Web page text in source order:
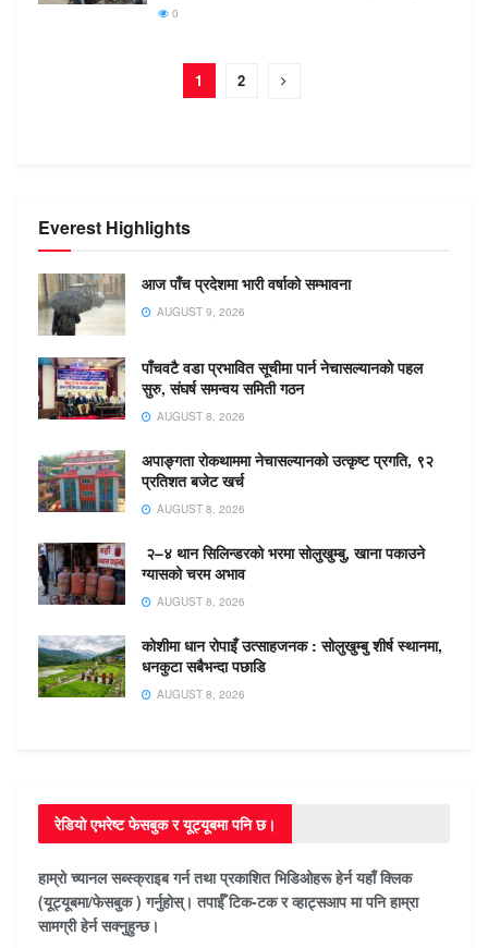
0
1 2
Everest Highlights
आज पाँच प्रदेशमा भारी वर्षाको सम्भावना
AUGUST 9, 2026
पाँचवटै वडा प्रभावित सूचीमा पार्न नेचासल्यानको पहल
सुरु, संघर्ष समन्वय समिती गठन
AUGUST 8, 2026
अपाङ्गता रोकथाममा नेचासल्यानको उत्कृष्ट प्रगति, ९२
प्रतिशत बजेट खर्च
AUGUST 8, 2026
२–४ थान सिलिन्डरको भरमा सोलुखुम्बु, खाना पकाउने
ग्यासको चरम अभाव
AUGUST 8, 2026
कोशीमा धान रोपाइँ उत्साहजनक : सोलुखुम्बु शीर्ष स्थानमा,
धनकुटा सबैभन्दा पछाडि
AUGUST 8, 2026
रेडियो एभरेष्ट फेसबुक र यूट्यूबमा पनि छ।
हाम्रो च्यानल सब्स्क्राइब गर्न तथा प्रकाशित भिडिओहरू हेर्न यहाँ क्लिक
(यूट्यूबमा/फेसबुक ) गर्नुहोस्। तपाईँ टिक-टक र व्हाट्सआप मा पनि हाम्रा
सामग्री हेर्न सक्नुहुन्छ।